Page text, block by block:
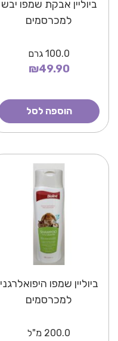
ביוליין אבקת שמפו יבש
למכרסמים
100.0 גרם
₪49.90
הוספה לסל
ביוליין שמפו היפואלרגני
למכרסמים
200.0 מ"ל